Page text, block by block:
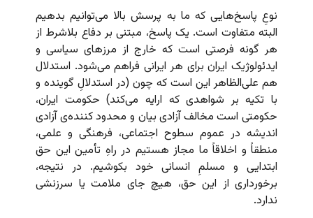
نوعِ پاسخ‌هایی که ما به پرسش بالا می‌توانیم بدهیم
البته متفاوت است. یک پاسخ، مبتنی بر دفاع بلاشرط از
هر گونه فرصتی است که خارج از مرزهای سیاسی و
ایدئولوژیک ایران برای هر ایرانی فراهم می‌شود. استدلال
هم علی‌الظاهر این است که چون (در استدلالِ گوینده و
با تکیه بر شواهدی که ارایه می‌کند) حکومت ایران،
حکومتی است مخالف آزادی بیان و محدود کننده‌ی آزادی
اندیشه در عموم سطوح اجتماعی، فرهنگی و علمی،
منطقاً و اخلاقاً ما مجاز هستیم در راهِ تأمین این حق
ابتدایی و مسلمِ انسانی خود بکوشیم. در نتیجه،
برخورداری از این حق، هیچ جای ملامت یا سرزنشی
ندارد.